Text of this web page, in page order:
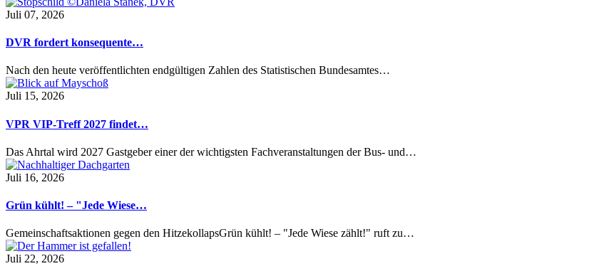
Juli 07, 2026
DVR fordert konsequente…
Nach den heute veröffentlichten endgültigen Zahlen des Statistischen Bundesamtes…
Juli 15, 2026
VPR VIP-Treff 2027 findet…
Das Ahrtal wird 2027 Gastgeber einer der wichtigsten Fachveranstaltungen der Bus- und…
Juli 16, 2026
Grün kühlt! – "Jede Wiese…
Gemeinschaftsaktionen gegen den HitzekollapsGrün kühlt! – "Jede Wiese zählt!" ruft zu…
Juli 22, 2026